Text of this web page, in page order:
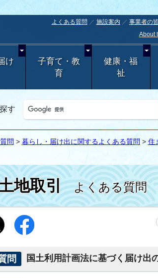
よくある質問 施設案内 事業者の
About
け
子育て・教
育
健康・福
祉
す
問 > 暮らし・届け出に関するよくある質問 > 住
地取引 よくある質問
問 国土利用計画法に基づく届け出